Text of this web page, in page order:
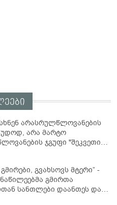
არასრულწლოვანების
არა მარტო
ჯგუფი "შეკვეთის
"გლოვოს" კურიერია
გვახსოვს მტერი” -
გმირთა
სანთლები დაანთეს და
პატივი მიაგეს